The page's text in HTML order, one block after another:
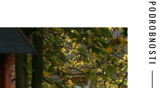
PODROBNOSTI